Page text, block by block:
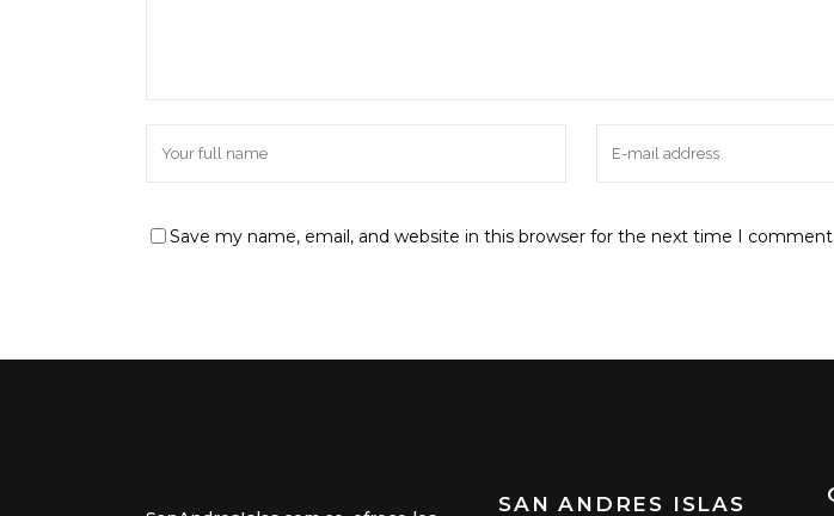
Save my name, email, and website in this browser for the next time I comment.
SAN ANDRES ISLAS